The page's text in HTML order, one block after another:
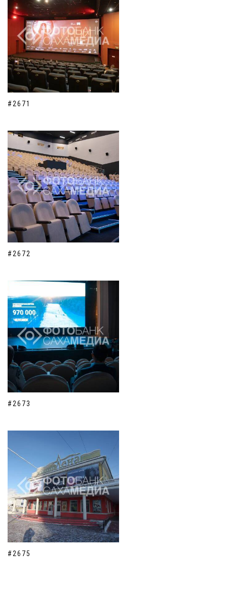
#2671
#2672
#2673
#2675